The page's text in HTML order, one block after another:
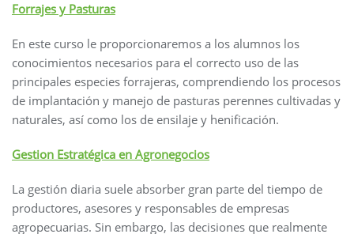
Forrajes y Pasturas
En este curso le proporcionaremos a los alumnos los
conocimientos necesarios para el correcto uso de las
principales especies forrajeras, comprendiendo los procesos
de implantación y manejo de pasturas perennes cultivadas y
naturales, así como los de ensilaje y henificación.
Gestion Estratégica en Agronegocios
La gestión diaria suele absorber gran parte del tiempo de
productores, asesores y responsables de empresas
agropecuarias. Sin embargo, las decisiones que realmente